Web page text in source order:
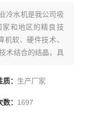
冷水机是我公司吸
和地区的精良技
软、硬件技术、
术结合的结晶，具
： 生产厂家
： 1697